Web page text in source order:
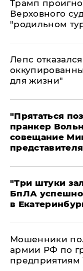
Трамп
Верховного
"родильном
Лепс
для жизни"
"Прятаться
пранкер
совещание
"Три штуки
БпЛА успешно
в
Мошенники
армии РФ по